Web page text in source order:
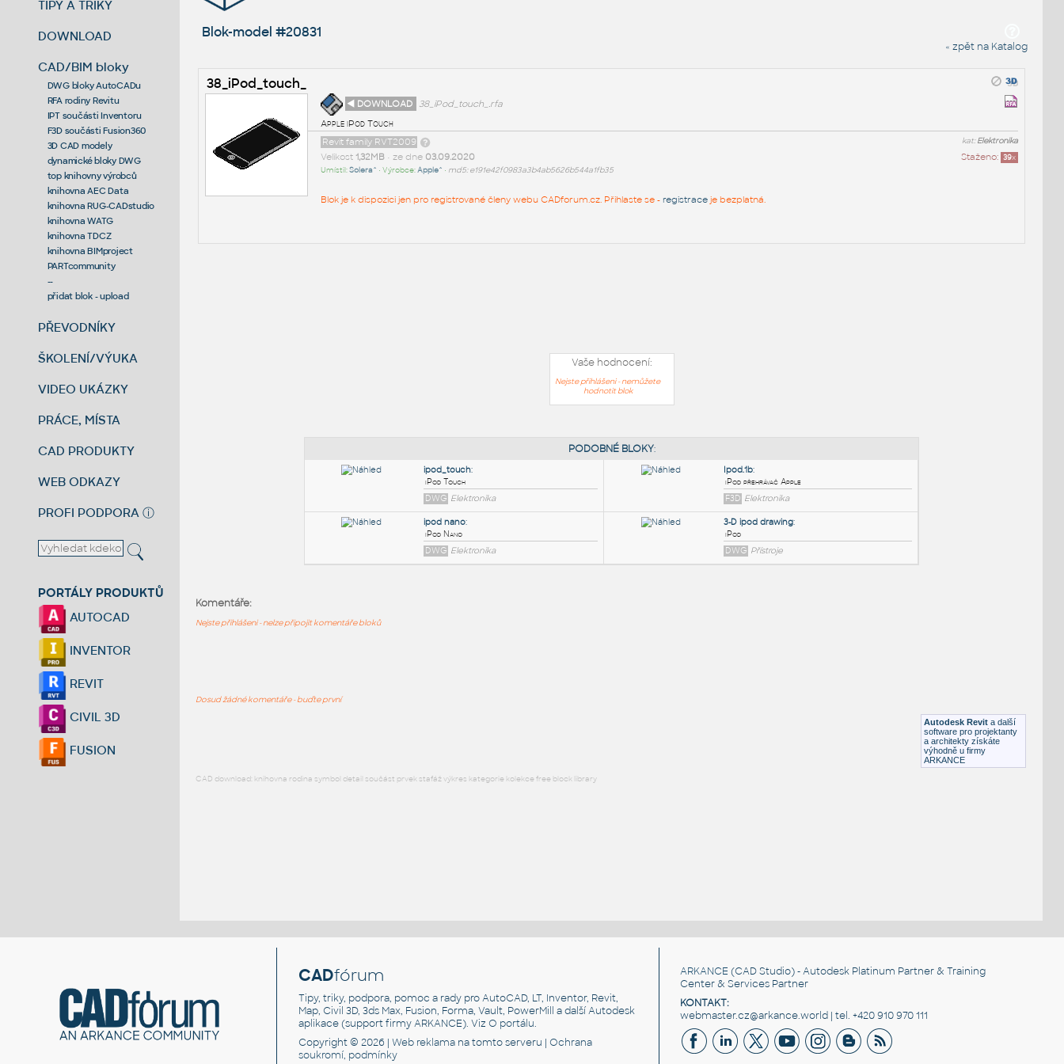
TIPY A TRIKY
DOWNLOAD
CAD/BIM bloky
DWG bloky AutoCADu
RFA rodiny Revitu
IPT součásti Inventoru
F3D součásti Fusion360
3D CAD modely
dynamické bloky DWG
top knihovny výrobců
knihovna AEC Data
knihovna RUG-CADstudio
knihovna WATG
knihovna TDCZ
knihovna BIMproject
PARTcommunity
--
přidat blok - upload
PŘEVODNÍKY
ŠKOLENÍ/VÝUKA
VIDEO UKÁZKY
PRÁCE, MÍSTA
CAD PRODUKTY
WEB ODKAZY
PROFI PODPORA ⓘ
PORTÁLY PRODUKTŮ
AUTOCAD
INVENTOR
REVIT
CIVIL 3D
FUSION
Blok-model #20831
« zpět na Katalog
38_iPod_touch_
◄ DOWNLOAD
38_iPod_touch_.rfa
Apple iPod Touch
kat:Elektronika
Revit family RVT2009
Staženo: 39x
Velikost 1,32MB• ze dne 03.09.2020
Umístil:Solera^ • Výrobce:Apple^ • md5: e191e42f0983a3b4ab5626b544a1fb35
Blok je k dispozici jen pro registrované členy webu CADforum.cz. Přihlaste se - registraceje bezplatná.
Vaše hodnocení:
Nejste přihlášeni - nemůžete
hodnotit blok
Autodesk Revit a další
software pro projektanty
a architekty získáte
výhodně u firmy
ARKANCE
Komentáře:
Nejste přihlášeni - nelze připojit komentáře bloků
Dosud žádné komentáře - buďte první
CAD download: knihovna rodina symbol detail součást prvek stafáž výkres kategorie kolekce free block library
CADfórum
Tipy, triky, podpora, pomoc a rady pro AutoCAD, LT, Inventor, Revit,
Map, Civil 3D, 3ds Max, Fusion, Forma, Vault, PowerMill a další Autodesk
aplikace (support firmy ARKANCE). VizO portálu.
Copyright © 2026 |Web reklama na tomto serveru |Ochrana
soukromí, podmínky
ARKANCE (CAD Studio) - Autodesk Platinum Partner & Training
Center & Services Partner
KONTAKT:
webmaster.cz@arkance.world | tel. +420 910 970 111